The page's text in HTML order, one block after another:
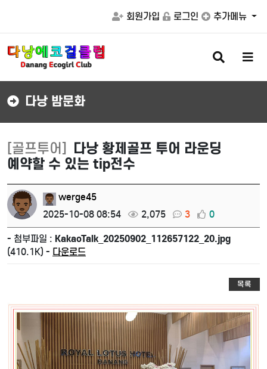
회원가입 로그인 추가메뉴
검
색
버
메
버
다낭 밤문화
[골프투어] 다낭 황제골프 투어 라운딩
예약할 수 있는 tip전수
werge45
2025-10-08 08:54
2,075 3 0
- 첨부파일 : KakaoTalk_20250902_112657122_20.jpg
(410.1K) - 다운로드
목록